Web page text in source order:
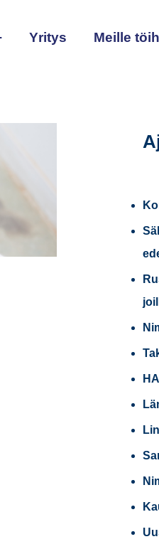
Yritys Meille